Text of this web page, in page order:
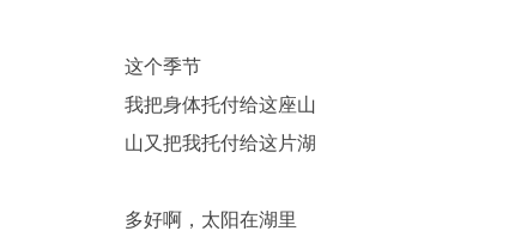
这个季节
我把身体托付给这座山
山又把我托付给这片湖
多好啊，太阳在湖里